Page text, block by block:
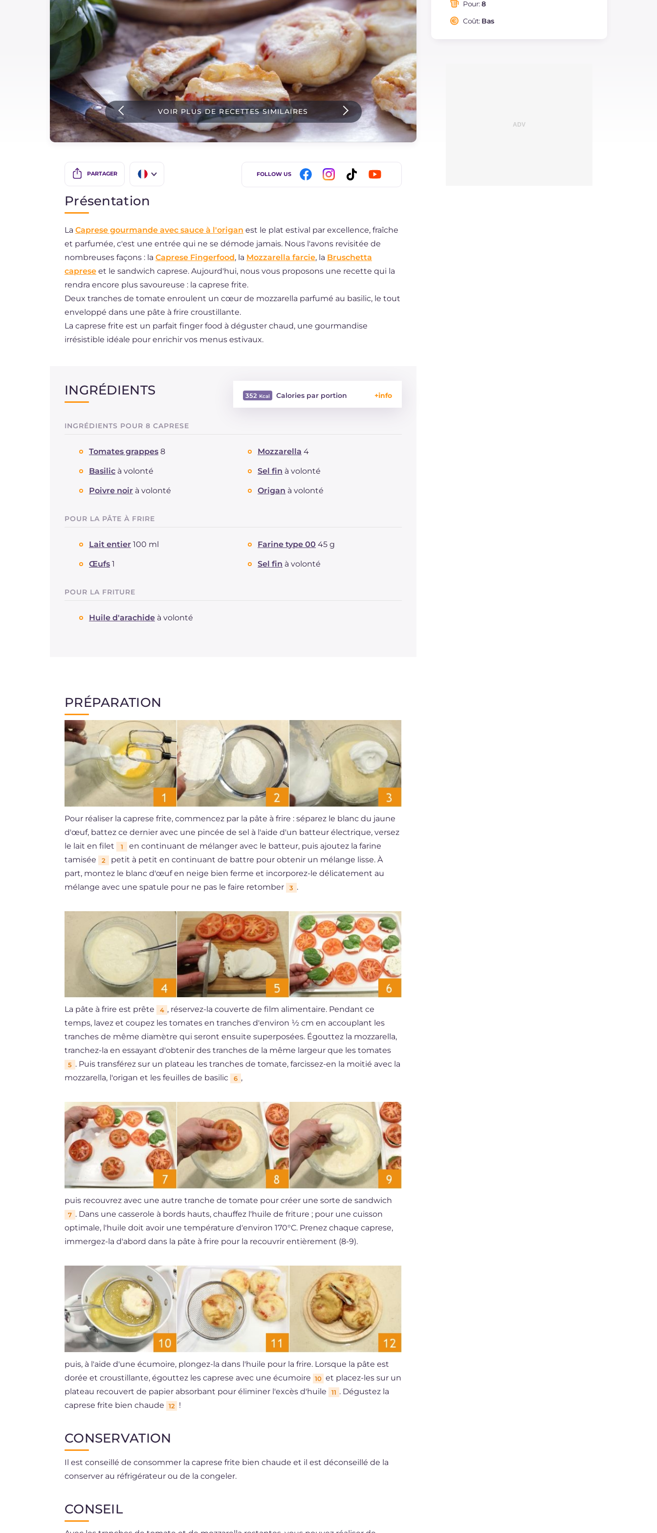
Dernieres recettes
Instagram
YouTube
VOIR PLUS DE RECETTES SIMILAIRES
PARTAGER
DE
BR
NL
FOLLOW US
saturés
Fibre
Cholestérol
Pour:8
Coût: Bas
Présentation
La Caprese gourmande avec sauce à l'origan est le plat estival par excellence, fraîche
et parfumée, c'est une entrée qui ne se démode jamais. Nous l'avons revisitée de
nombreuses façons : la Caprese Fingerfood, la Mozzarella farcie, la Bruschetta
caprese et le sandwich caprese. Aujourd'hui, nous vous proposons une recette qui la
rendra encore plus savoureuse : la caprese frite.
Deux tranches de tomate enroulent un cœur de mozzarella parfumé au basilic, le tout
enveloppé dans une pâte à frire croustillante.
La caprese frite est un parfait finger food à déguster chaud, une gourmandise
irrésistible idéale pour enrichir vos menus estivaux.
INGRÉDIENTS 352 Calories par portion
Protéine
Graisses
Fibre
INGRÉDIENTS POUR 8 CAPRESE
Tomates grappes 8 Mozzarella 4
Basilic à volonté Sel fin à volonté
Poivre noir à volonté Origan à volonté
POUR LA PÂTE À FRIRE
Lait entier 100 ml Farine type 00 45 g
Œufs 1 Sel fin à volonté
POUR LA FRITURE
Huile d'arachide à volonté
PRÉPARATION
Pour réaliser la caprese frite, commencez par la pâte à frire : séparez le blanc du jaune
d'œuf, battez ce dernier avec une pincée de sel à l'aide d'un batteur électrique, versez
le lait en filet
1
en continuant de mélanger avec le batteur, puis ajoutez la farine
tamisée
2
petit à petit en continuant de battre pour obtenir un mélange lisse. À
part, montez le blanc d'œuf en neige bien ferme et incorporez-le délicatement au
mélange avec une spatule pour ne pas le faire retomber
3 .
La pâte à frire est prête 4 , réservez-la couverte de film alimentaire. Pendant ce
temps, lavez et coupez les tomates en tranches d'environ ½ cm en accouplant les
tranches de même diamètre qui seront ensuite superposées. Égouttez la mozzarella,
tranchez-la en essayant d'obtenir des tranches de la même largeur que les tomates
5 . Puis transférez sur un plateau les tranches de tomate, farcissez-en la moitié avec la
mozzarella, l'origan et les feuilles de basilic
6 ,
puis recouvrez avec une autre tranche de tomate pour créer une sorte de sandwich
7 . Dans une casserole à bords hauts, chauffez l'huile de friture ; pour une cuisson
optimale, l'huile doit avoir une température d'environ 170°C. Prenez chaque caprese,
immergez-la d'abord dans la pâte à frire pour la recouvrir entièrement (8-9).
puis, à l'aide d'une écumoire, plongez-la dans l'huile pour la frire. Lorsque la pâte est
dorée et croustillante, égouttez les caprese avec une écumoire 10 et placez-les sur un
plateau recouvert de papier absorbant pour éliminer l'excès d'huile
11 . Dégustez la
caprese frite bien chaude
12 !
CONSERVATION
Il est conseillé de consommer la caprese frite bien chaude et il est déconseillé de la
conserver au réfrigérateur ou de la congeler.
CONSEIL